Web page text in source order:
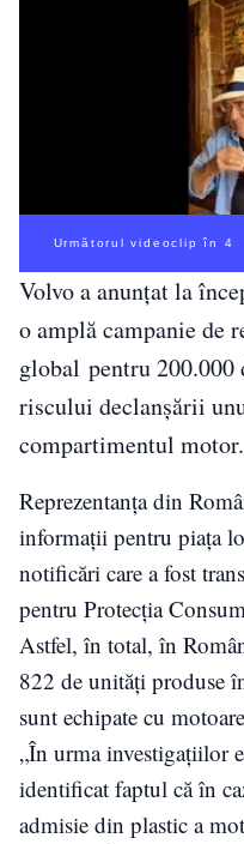
Următorul videoclip în 3
Volvo a anunțat la
o amplă campanie de
global pentru 200.000
riscului declanșării
compartimentul motor.
Reprezentanța din
informații pentru piața
notificări care a fost
pentru Protecția
Astfel, în total, în
822 de unități produse
sunt echipate cu
„În urma investigațiilor
identificat faptul că în
admisie din plastic a